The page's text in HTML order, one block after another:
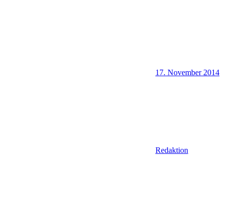
17. November 2014
Redaktion